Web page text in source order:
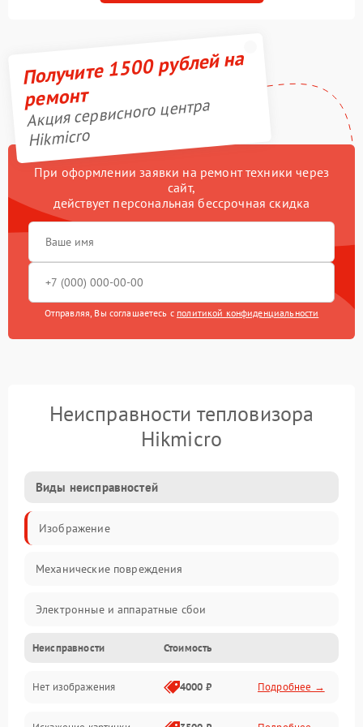
Получите 1500 рублей на
ремонт
Акция сервисного центра
Hikmicro
При оформлении заявки на ремонт техники через
сайт,
действует персональная бессрочная скидка
Отправляя, Вы соглашаетесь с политикой конфиденциальности
Неисправности тепловизора
Hikmicro
Виды неисправностей
Изображение
Механические повреждения
Электронные и аппаратные сбои
Неисправности сенсора и оптики
Программные ошибки
Неисправности Стоимость
Нет изображения 4000 ₽ Подробнее →